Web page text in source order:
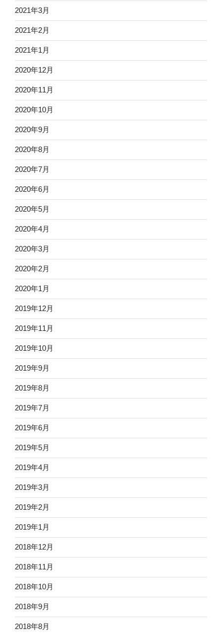
2021年3月
2021年2月
2021年1月
2020年12月
2020年11月
2020年10月
2020年9月
2020年8月
2020年7月
2020年6月
2020年5月
2020年4月
2020年3月
2020年2月
2020年1月
2019年12月
2019年11月
2019年10月
2019年9月
2019年8月
2019年7月
2019年6月
2019年5月
2019年4月
2019年3月
2019年2月
2019年1月
2018年12月
2018年11月
2018年10月
2018年9月
2018年8月